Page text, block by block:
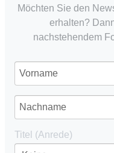
Möchten Sie den
erhalten?
nachstehendem
Titel (Anrede)